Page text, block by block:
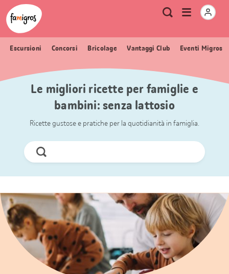
Navigazione
segnalibri
Header
Logo Metanavigazione
Ricerca
Apri
menu
Escursioni Concorsi Bricolage Vantaggi Club Eventi Migros
Le migliori ricette per famiglie e
bambini: senza lattosio
Ricette gustose e pratiche per la quotidianità in famiglia.
Cerca
ora